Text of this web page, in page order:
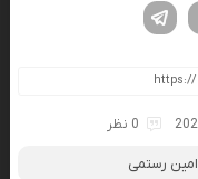
لینکدین
0 نظر
امین رستمی